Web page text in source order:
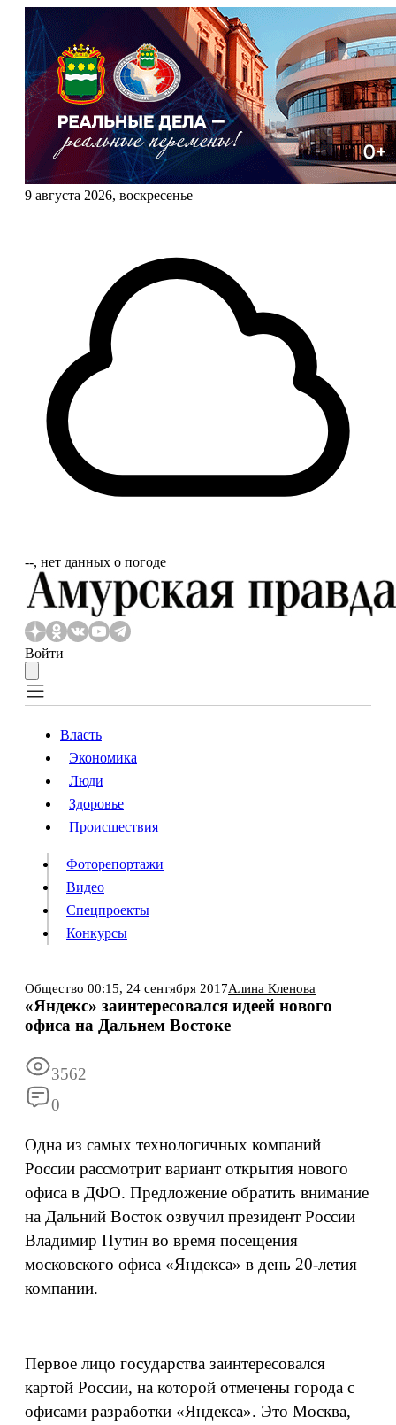
9 августа 2026, воскресенье
‐‐, нет данных о погоде
Войти
Власть
Происшествия
Видео
Конкурсы
Информация Подписка
Власть
Экономика
Люди
Здоровье
Происшествия
Фоторепортажи
Видео
Спецпроекты
Конкурсы
Общество 00:15, 24 сентября 2017Алина Кленова
«Яндекс» заинтересовался идеей нового
офиса на Дальнем Востоке
3562
0
Одна из самых технологичных компаний
России рассмотрит вариант открытия нового
офиса в ДФО. Предложение обратить внимание
на Дальний Восток озвучил президент России
Владимир Путин во время посещения
московского офиса «Яндекса» в день 20-летия
компании.
Первое лицо государства заинтересовался
картой России, на которой отмечены города с
офисами разработки «Яндекса». Это Москва,